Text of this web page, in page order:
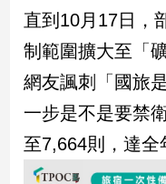
娛
樂
娛
樂
星
聞
直到10月17日，
制範圍擴大至「
網友諷刺「國旅
一步是不是要禁
至7,664則，達全